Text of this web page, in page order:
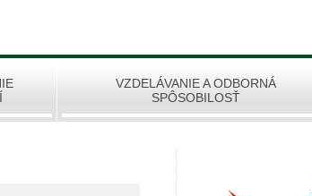
VZDELÁVANIE A ODBORNÁ
SPÔSOBILOSŤ